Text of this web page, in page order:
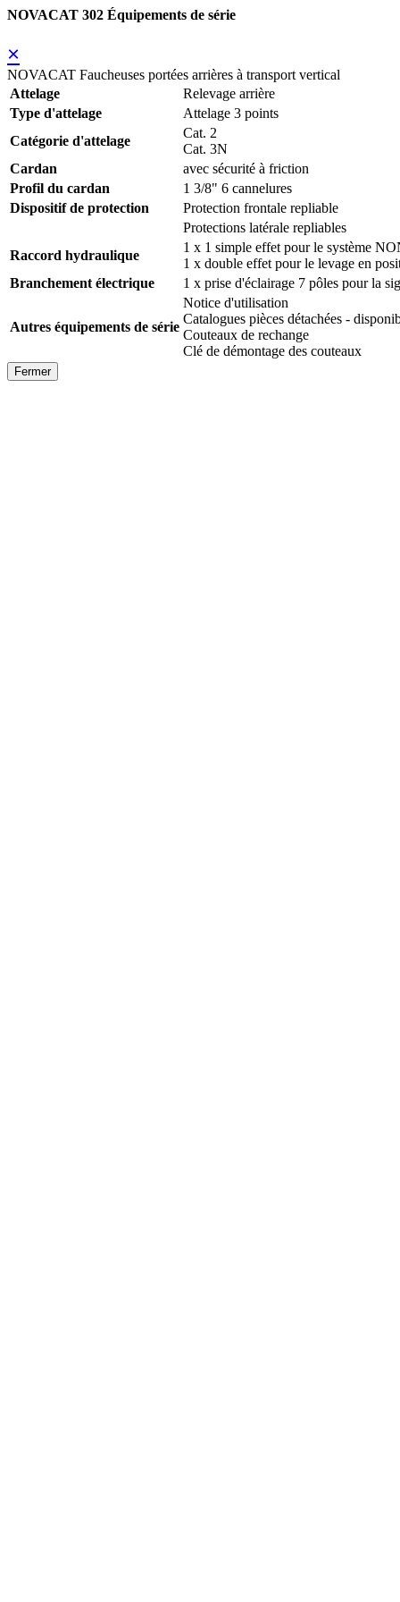
NOVACAT 302 Équipements de série
×
NOVACAT Faucheuses portées arrières à transport vertical
Attelage
Relevage arrière
Type d'attelage
Attelage 3 points
Catégorie d'attelage
Cat. 2
Cat. 3N
Cardan
avec sécurité à friction
Profil du cardan
1 3/8" 6 cannelures
Dispositif de protection
Protection frontale repliable
Protections latérale repliables
Raccord hydraulique
1 x 1 simple effet pour le système
1 x double effet pour le levage en
Branchement électrique
1 x prise d'éclairage 7 pôles pour la
Autres équipements de série
Notice d'utilisation
Catalogues pièces détachées -
Couteaux de rechange
Clé de démontage des couteaux
Fermer